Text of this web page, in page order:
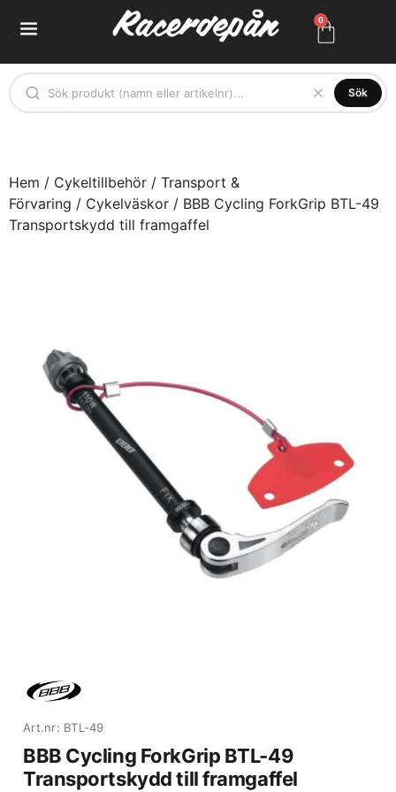
0
Sök
Hem / Cykeltillbehör / Transport &
Förvaring / Cykelväskor / BBB Cycling ForkGrip BTL-49
Transportskydd till framgaffel
Art.nr: BTL-49
BBB Cycling ForkGrip BTL-49
Transportskydd till framgaffel